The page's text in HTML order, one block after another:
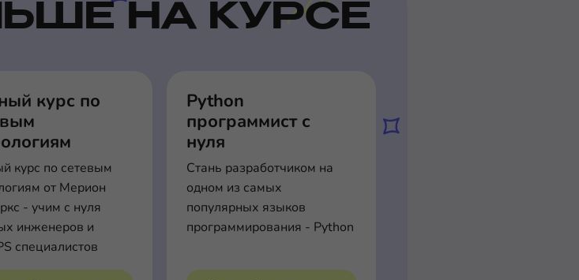
НА КУРСЕ
курс по
курс по сетевым
от Мерион
- учим с нуля
инженеров и
специалистов
Python
программист с
нуля
Стань разработчиком на
одном из самых
популярных языков
программирования - Python